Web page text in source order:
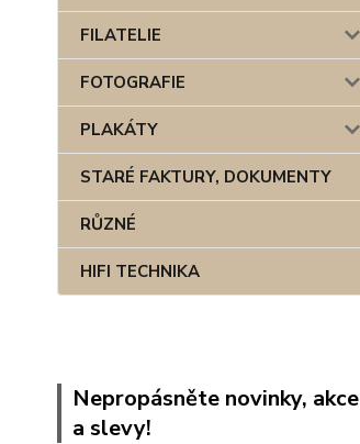
FILATELIE
FOTOGRAFIE
PLAKÁTY
STARÉ FAKTURY, DOKUMENTY
RŮZNÉ
HIFI TECHNIKA
Nepropásněte novinky, akce
a slevy!